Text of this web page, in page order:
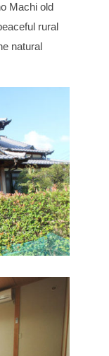
Machi old
rural
natural